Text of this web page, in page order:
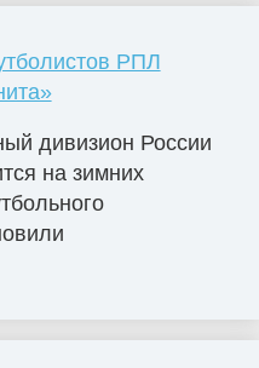
РПЛ
дивизион России
на зимних